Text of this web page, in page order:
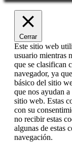
Cerrar
Este sitio web
usuario mientras
que se clasifican
navegador, ya
básico del sitio
que nos ayudan
sitio web. Estas
con su
no recibir estas
algunas de estas
navegación.